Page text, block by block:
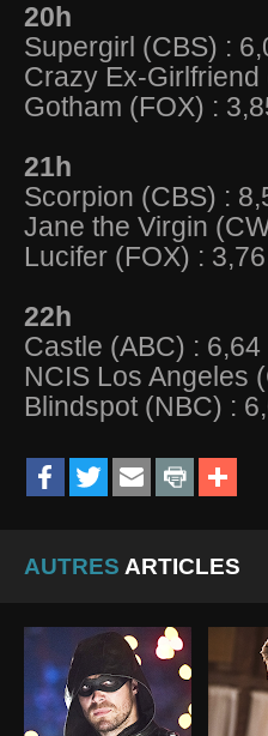
20h
Supergirl (CBS) :
Crazy Ex-Girlfriend
Gotham (FOX) :
21h
Scorpion (CBS) :
Jane the Virgin
Lucifer (FOX) :
22h
Castle (ABC) : 6,64
NCIS Los Angeles
Blindspot (NBC) :
AUTRES ARTICLES